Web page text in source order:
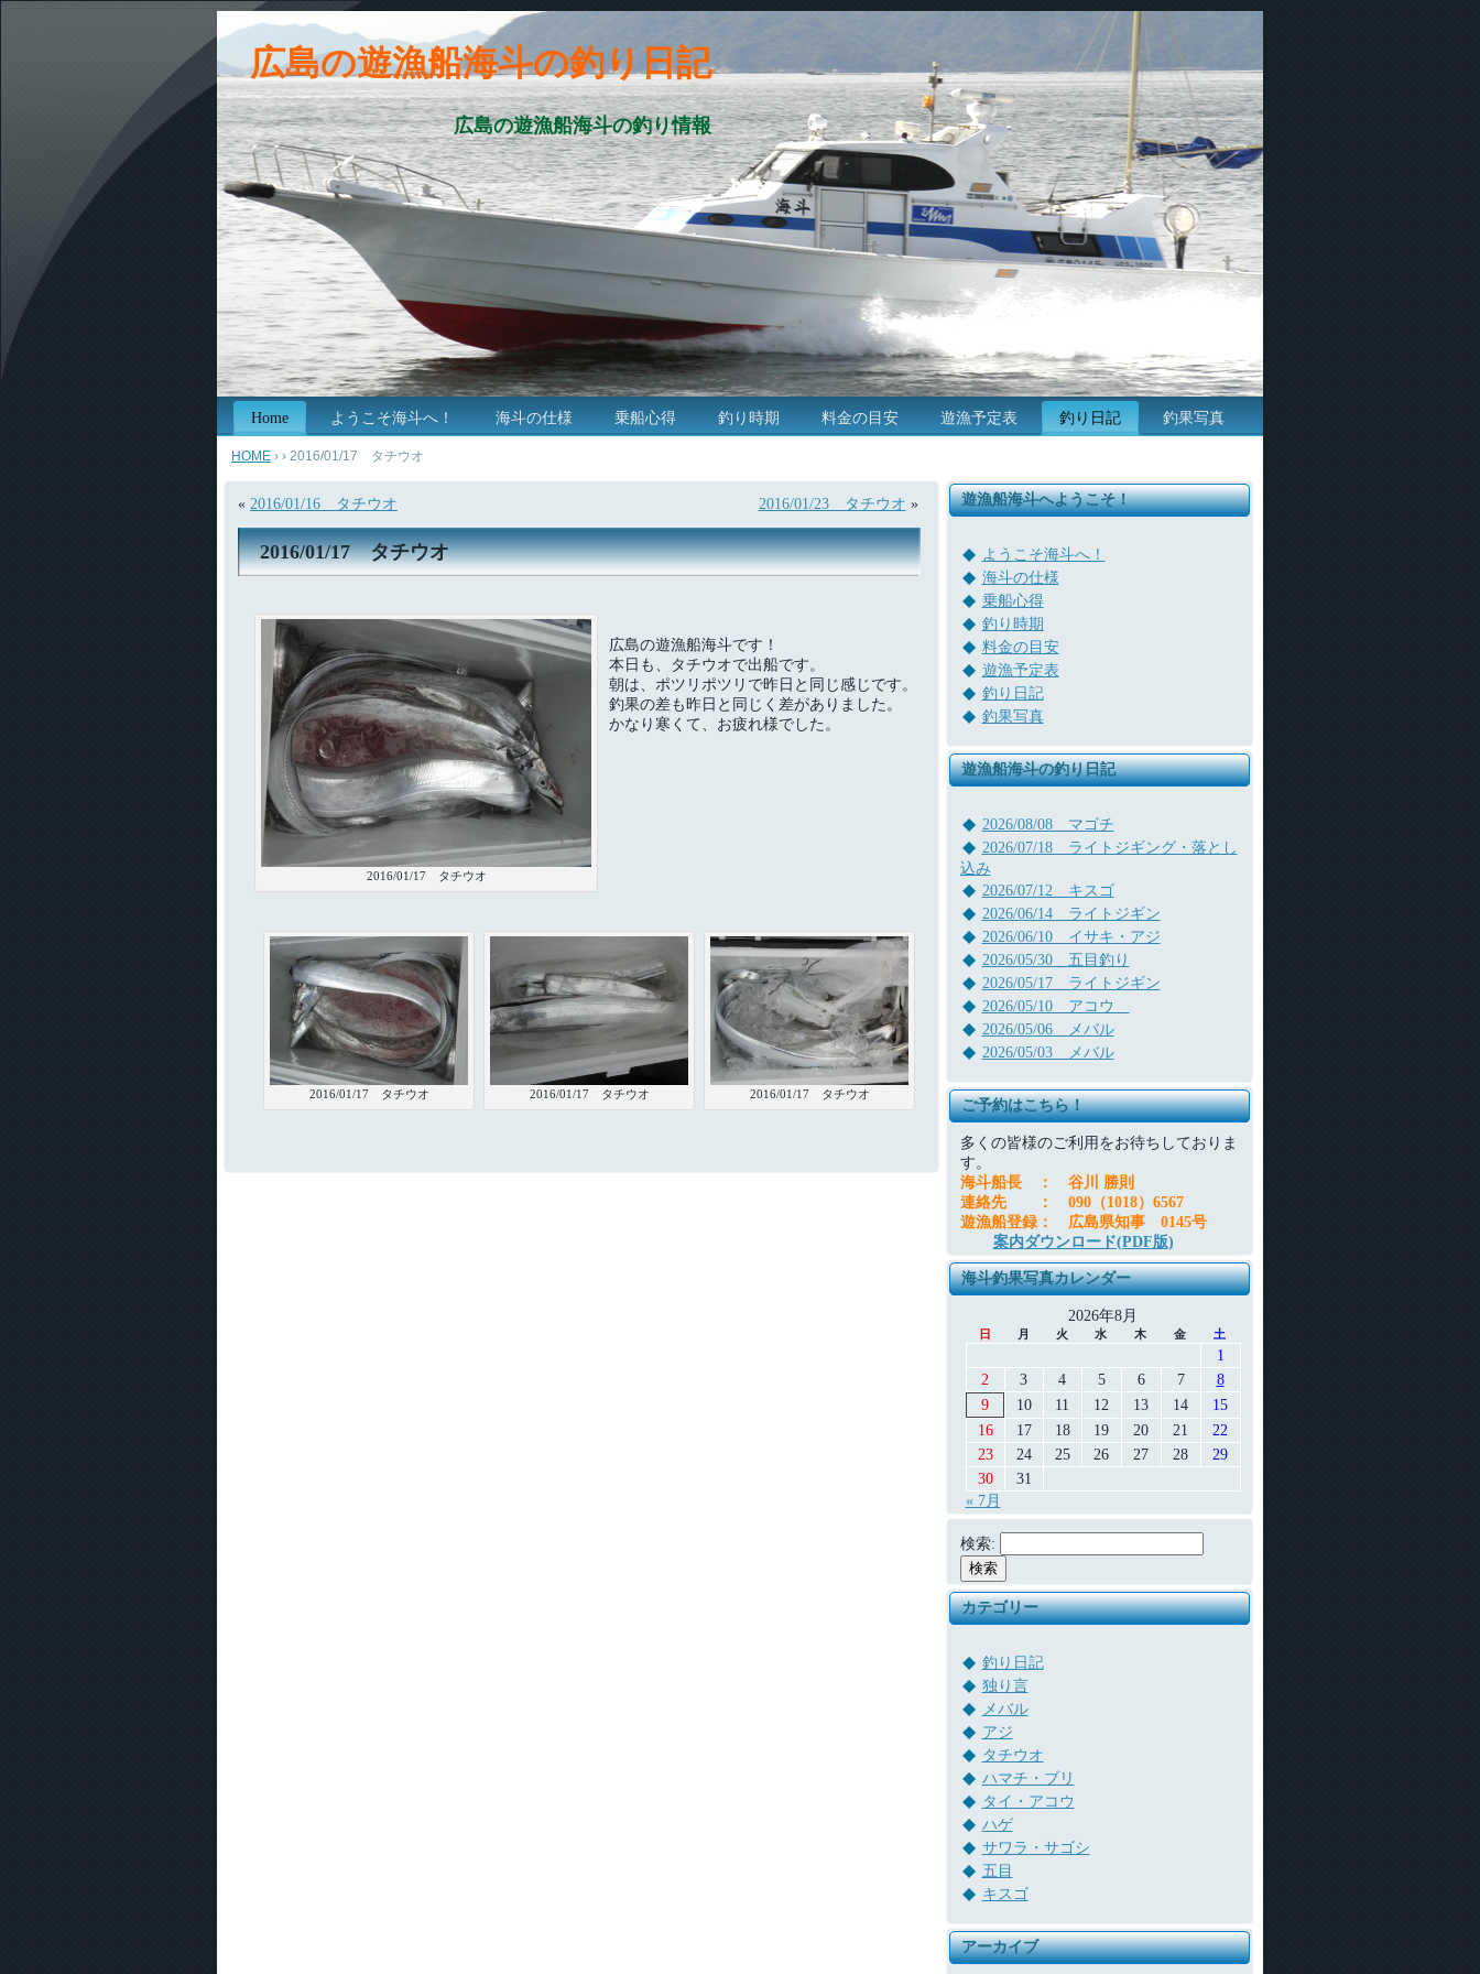
広島の遊漁船海斗の釣り日記
広島の遊漁船海斗の釣り情報
Home ようこそ海斗へ！ 海斗の仕様 乗船心得 釣り時期 料金の目安 遊漁予定表 釣り日記 釣果写真
HOME › › 2016/01/17 タチウオ
« 2016/01/16 タチウオ 2016/01/23 タチウオ »
2016/01/17 タチウオ
2016/01/17 タチウオ
広島の遊漁船海斗です！
本日も、タチウオで出船です。
朝は、ポツリポツリで昨日と同じ感じです。
釣果の差も昨日と同じく差がありました。
かなり寒くて、お疲れ様でした。
2016/01/17 タチウオ 2016/01/17 タチウオ 2016/01/17 タチウオ
遊漁船海斗へようこそ！
ようこそ海斗へ！
海斗の仕様
乗船心得
釣り時期
料金の目安
遊漁予定表
釣り日記
釣果写真
遊漁船海斗の釣り日記
2026/08/08 マゴチ
2026/07/18 ライトジギング・落とし
込み
2026/07/12 キスゴ
2026/06/14 ライトジギン
2026/06/10 イサキ・アジ
2026/05/30 五目釣り
2026/05/17 ライトジギン
2026/05/10 アコウ
2026/05/06 メバル
2026/05/03 メバル
ご予約はこちら！
多くの皆様のご利用をお待ちしておりま
す。
海斗船長
：
谷川 勝則
連絡先
：
090（1018）6567
遊漁船登録：
広島県知事 0145号
案内ダウンロード(PDF版)
海斗釣果写真カレンダー
2026年8月
日 月 火 水 木 金 土
« 7月
1
2
3 4 5 6 7
8
9
10 11 12 13 14
15
16
17 18 19 20 21
22
23
24 25 26 27 28
29
30
31
検索:
カテゴリー
釣り日記
独り言
メバル
アジ
タチウオ
ハマチ・ブリ
タイ・アコウ
ハゲ
サワラ・サゴシ
五目
キスゴ
アーカイブ